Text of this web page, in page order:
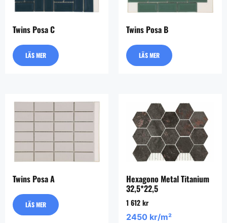
Twins Posa C
LÄS MER
Twins Posa B
LÄS MER
Twins Posa A
LÄS MER
Hexagono Metal Titanium
32,5*22,5
1 612 kr
2450 kr/m²